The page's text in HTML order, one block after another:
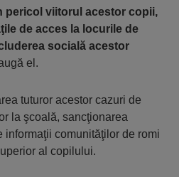
pericol viitorul acestor copii,
de acces la locurile de
socială acestor
el.
tuturor acestor cazuri de
la şcoală, sancţionarea
informaţii comunităţilor de romi
al copilului.